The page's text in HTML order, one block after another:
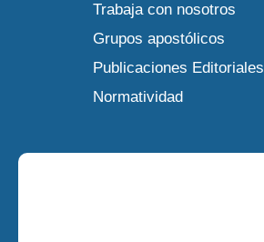
Trabaja con nosotros
Grupos apostólicos
Publicaciones Editoriales
Normatividad